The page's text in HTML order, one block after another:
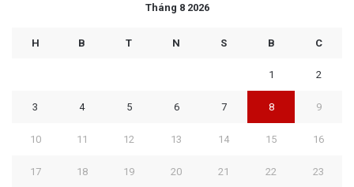
Tháng 8 2026
H B T N S B C
1 2
3 4 5 6 7 8 9
10 11 12 13 14 15 16
17 18 19 20 21 22 23